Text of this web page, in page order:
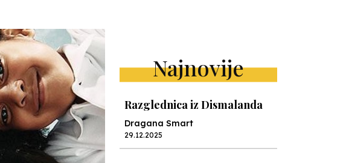
Najnovije
Razglednica iz Dismalanda
Dragana Smart
29.12.2025